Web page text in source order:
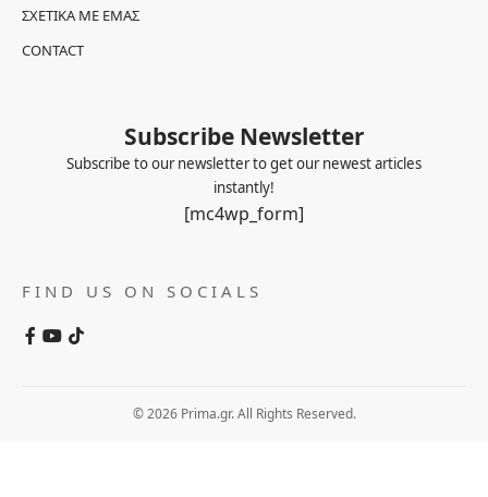
ΣΧΕΤΙΚΆ ΜΕ ΕΜΆΣ
CONTACT
Subscribe Newsletter
Subscribe to our newsletter to get our newest articles
instantly!
[mc4wp_form]
FIND US ON SOCIALS
© 2026 Prima.gr. All Rights Reserved.